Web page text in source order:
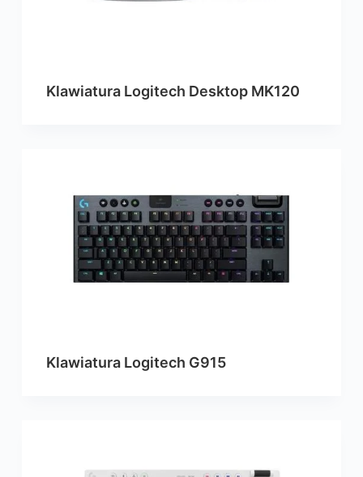
Klawiatura Logitech Desktop MK120
Klawiatura Logitech G915